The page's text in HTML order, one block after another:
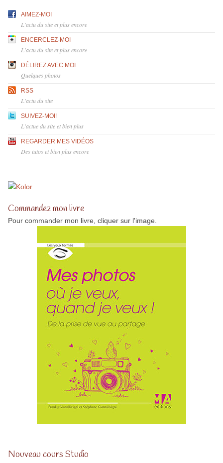
AIMEZ-MOI
L'actu du site et plus encore
ENCERCLEZ-MOI
L'actu du site et plus encore
DÉLIREZ AVEC MOI
Quelques photos
RSS
L'actu du site
SUIVEZ-MOI!
L'actue du site et bien plus
REGARDER MES VIDÉOS
Des tutos et bien plus encore
Commandez mon livre
Pour commander mon livre, cliquer sur l'image.
Nouveau cours Studio